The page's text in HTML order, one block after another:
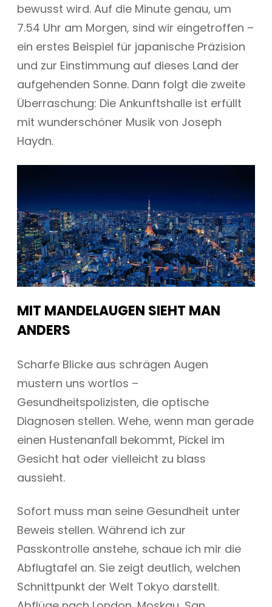
bewusst wird. Auf die Minute genau, um
7.54 Uhr am Morgen, sind wir eingetroffen –
ein erstes Beispiel für japanische Präzision
und zur Einstimmung auf dieses Land der
aufgehenden Sonne. Dann folgt die zweite
Überraschung: Die Ankunftshalle ist erfüllt
mit wunderschöner Musik von Joseph
Haydn.
MIT MANDELAUGEN SIEHT MAN
ANDERS
Scharfe Blicke aus schrägen Augen
mustern uns wortlos –
Gesundheitspolizisten, die optische
Diagnosen stellen. Wehe, wenn man gerade
einen Hustenanfall bekommt, Pickel im
Gesicht hat oder vielleicht zu blass
aussieht.
Sofort muss man seine Gesundheit unter
Beweis stellen. Während ich zur
Passkontrolle anstehe, schaue ich mir die
Abflugtafel an. Sie zeigt deutlich, welchen
Schnittpunkt der Welt Tokyo darstellt.